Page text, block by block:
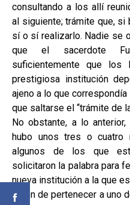
consultando a los allí
al siguiente; trámite que, si
sí o sí realizarlo. Nadie se
que el sacerdote
suficientemente que los
prestigiosa institución
ajeno a lo que
que saltarse el “trámite de
No obstante, a lo
hubo unos tres o cuatro
algunos de los que
solicitaron la palabra para
nueva institución a la que
razón de pertenecer a uno